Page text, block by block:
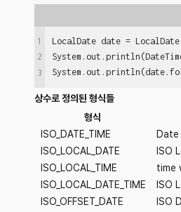
1
2
3
LocalDate date =
상수로 정의된 형식들
형식
ISO_DATE_TIME
Date
ISO_LOCAL_DATE
ISO
ISO_LOCAL_TIME
time
ISO_LOCAL_DATE_TIME
ISO
ISO_OFFSET_DATE
ISO